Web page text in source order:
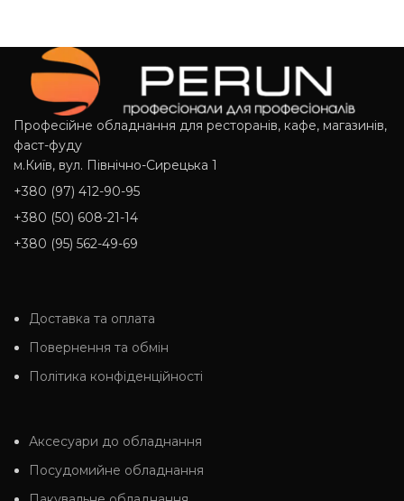
Професійне обладнання для ресторанів, кафе, магазинів,
фаст-фуду
м.Київ, вул. Північно-Сирецька 1
+380 (97) 412-90-95
+380 (50) 608-21-14
+380 (95) 562-49-69
Доставка та оплата
Повернення та обмін
Політика конфіденційності
Аксесуари до обладнання
Посудомийне обладнання